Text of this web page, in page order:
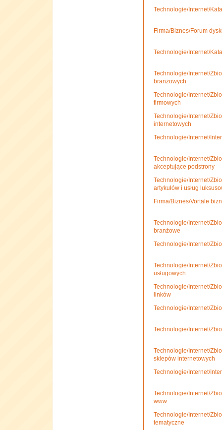
Technologie/Internet/
Firma/Biznes/Forum
Technologie/Internet/
Technologie/Internet/
branżowych
Technologie/Internet/
firmowych
Technologie/Internet/
internetowych
Technologie/Internet/
Technologie/Internet/
akceptujące podstrony
Technologie/Internet/
artykułów i usług
Firma/Biznes/Vortale
Technologie/Internet/
branżowe
Technologie/Internet/
Technologie/Internet/
usługowych
Technologie/Internet/
linków
Technologie/Internet/
Technologie/Internet/
Technologie/Internet/
sklepów internetowych
Technologie/Internet/
Technologie/Internet/
www
Technologie/Internet/
tematyczne